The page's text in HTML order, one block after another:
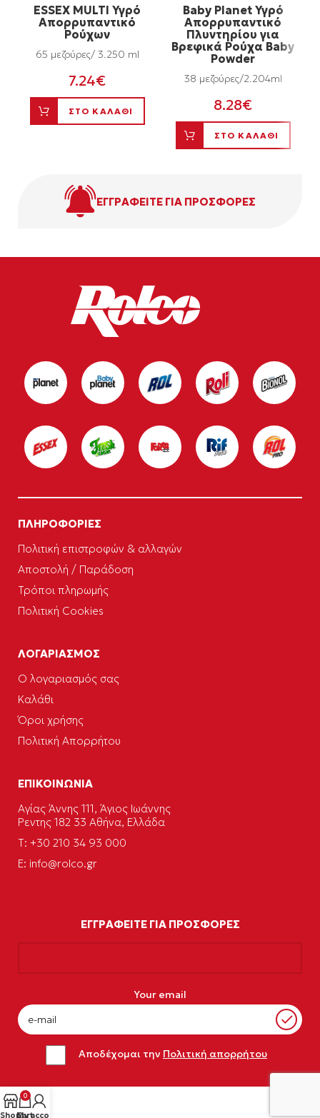
ESSEX MULTI Υγρό
Απορρυπαντικό
Ρούχων
65 μεζούρες/ 3.250 ml
7.24€
ΣΤΟ ΚΑΛΑΘΙ
Baby Planet Υγρό
Απορρυπαντικό
Πλυντηρίου για
Βρεφικά Ρούχα Baby
Powder
38 μεζούρες/2.204ml
8.28€
ΣΤΟ ΚΑΛΑΘΙ
ΕΓΓΡΑΦΕΙΤΕ ΓΙΑ ΠΡΟΣΦΟΡΕΣ
ΠΛΗΡΟΦΟΡΙΕΣ
Πολιτική επιστροφών & αλλαγών
Αποστολή / Παράδοση
Τρόποι πληρωμής
Πολιτική Cookies
ΛΟΓΑΡΙΑΣΜΟΣ
Ο λογαριασμός σας
Καλάθι
Όροι χρήσης
Πολιτική Απορρήτου
ΕΠΙΚΟΙΝΩΝΙΑ
Αγίας Άννης 111, Άγιος Ιωάννης
Ρεντης 182 33 Αθήνα, Ελλάδα
Τ: +30 210 34 93 000
E: info@rolco.gr
ΕΓΓΡΑΦΕΙΤΕ ΓΙΑ ΠΡΟΣΦΟΡΕΣ
Your email
Αποδέχομαι την Πολιτική απορρήτου
Shop
0
Cart
My account